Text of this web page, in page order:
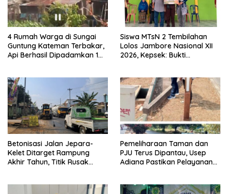
4 Rumah Warga di Sungai
Guntung Kateman Terbakar,
Api Berhasil Dipadamkan 1
Siswa MTsN 2 Tembilahan
Lolos Jambore Nasional XII
2026, Kepsek: Bukti
Betonisasi Jalan Jepara-
Kelet Ditarget Rampung
Akhir Tahun, Titik Rusak
Pemeliharaan Taman dan
PJU Terus Dipantau, Usep
Adiana Pastikan Pelayanan